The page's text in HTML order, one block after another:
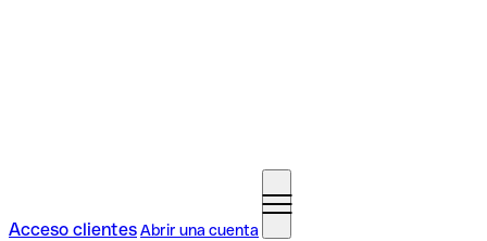
Acceso clientesAbrir una cuenta